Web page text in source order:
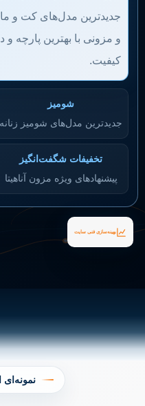
جدیدترین مدل‌های کت و
و مزونی با بهترین
کیفیت.
شومیز
جدیدترین مدل‌های شومیز زنانه
تخفیفات شگفت‌انگیز
پیشنهادهای ویژه مزون آناهیتا
بهینه‌سازی فنی سایت
نمونه‌ای